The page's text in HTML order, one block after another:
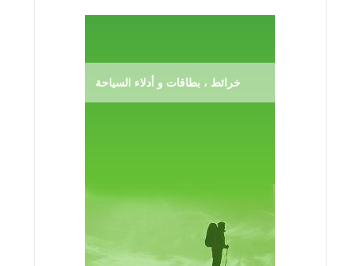
خرائط ، بطاقات و أدلاء السياحة